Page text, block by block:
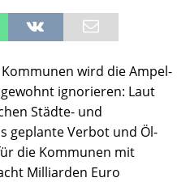
wird die Ampel-
ignorieren: Laut
Städte- und
geplante Verbot und Öl-
die Kommunen mit
Milliarden Euro